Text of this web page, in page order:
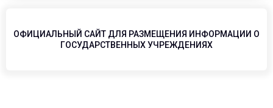
ОФИЦИАЛЬНЫЙ САЙТ ДЛЯ РАЗМЕЩЕНИЯ ИНФОРМАЦИИ О
ГОСУДАРСТВЕННЫХ УЧРЕЖДЕНИЯХ